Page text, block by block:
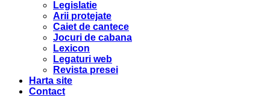
Legislatie
Arii protejate
Caiet de cantece
Jocuri de cabana
Lexicon
Legaturi web
Revista presei
Harta site
Contact